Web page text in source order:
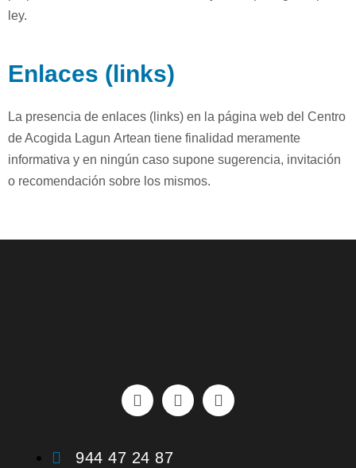
ley.
Enlaces (links)
La presencia de enlaces (links) en la página web del Centro
de Acogida Lagun Artean tiene finalidad meramente
informativa y en ningún caso supone sugerencia, invitación
o recomendación sobre los mismos.
944 47 24 87